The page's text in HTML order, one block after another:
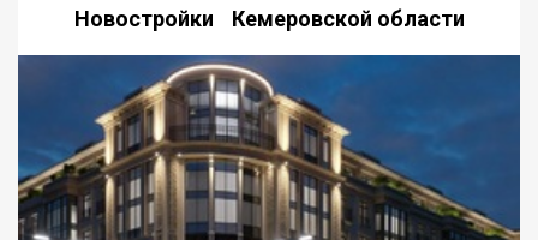
Новостройки Кемеровской области